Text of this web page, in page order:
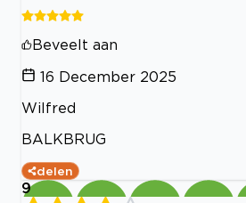
Beveelt aan
16 December 2025
Wilfred
BALKBRUG
delen
9